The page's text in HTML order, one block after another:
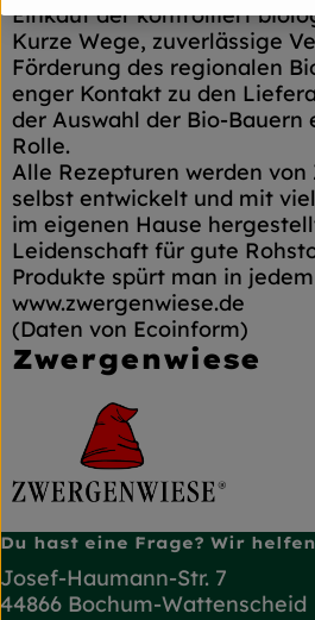
Einkauf der kontrolliert
Kurze Wege, zuverlässige
Förderung des regionalen
enger Kontakt zu den
der Auswahl der Bio-Bauern
Rolle.
Alle Rezepturen werden von
selbst entwickelt und mit
im eigenen Hause
Leidenschaft für gute
Produkte spürt man in
www.zwergenwiese.de
(Daten von Ecoinform)
Zwergenwiese
Du hast eine Frage? Wir
Josef-Haumann-Str. 7
44866 Bochum-Wattenscheid